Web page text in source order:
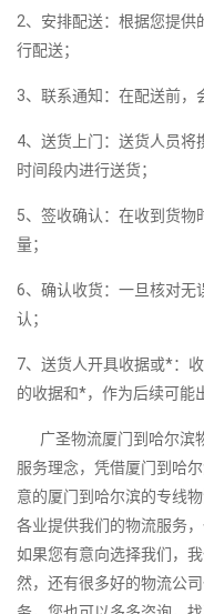
2、安排配送：根据您提供
行配送；
3、联系通知：在配送前，
4、送货上门：送货人员将
时间段内进行送货；
5、签收确认：在收到货物
量；
6、确认收货：一旦核对无
认；
7、送货人开具收据或*：
的收据和*，作为后续可能
广圣物流厦门到哈尔滨
服务理念，凭借厦门到哈
意的厦门到哈尔滨的专线
各业提供我们的物流服务
如果您有意向选择我们，
然，还有很多好的物流公